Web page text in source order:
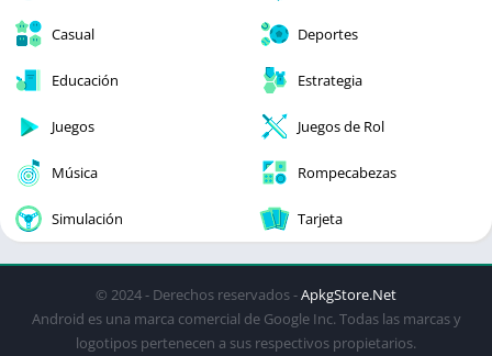
Casual Deportes
Educación Estrategia
Juegos Juegos de Rol
Música Rompecabezas
Simulación Tarjeta
© 2024 - Derechos reservados -ApkgStore.Net
Android es una marca comercial de Google Inc. Todas las marcas y
logotipos pertenecen a sus respectivos propietarios.